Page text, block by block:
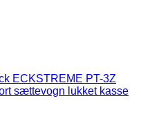
ECKSTREME PT-3Z
sættevogn lukket kasse